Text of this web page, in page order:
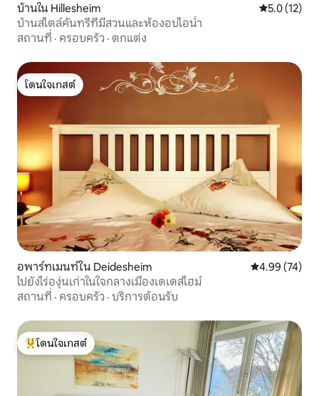
บ้านใน Hillesheim คะแนนเฉลี่ย
5.0 (12)
บ้านสไตล์คันทรีที่มีสวนและห้องอบไอน้ำ
สถานที่ · ครอบครัว · ตกแต่ง
โดนใจเกสต์
โดนใจเกสต์
อพาร์ทเมนท์ใน Deidesheim คะแนนเฉลี่ย
4.99 (74)
ไปยังไร่องุ่นเก่าในใจกลางเมืองเดเดสไฮม์
สถานที่ · ครอบครัว · บริการต้อนรับ
โดนใจเกสต์ที่สุด
โดนใจเกสต์